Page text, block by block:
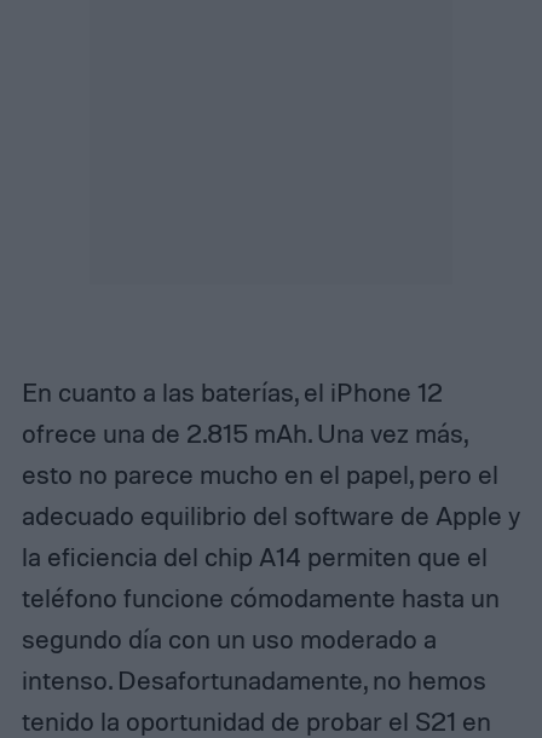
En cuanto a las baterías, el iPhone 12
ofrece una de 2.815 mAh. Una vez más,
esto no parece mucho en el papel, pero el
adecuado equilibrio del software de Apple y
la eficiencia del chip A14 permiten que el
teléfono funcione cómodamente hasta un
segundo día con un uso moderado a
intenso. Desafortunadamente, no hemos
tenido la oportunidad de probar el S21 en